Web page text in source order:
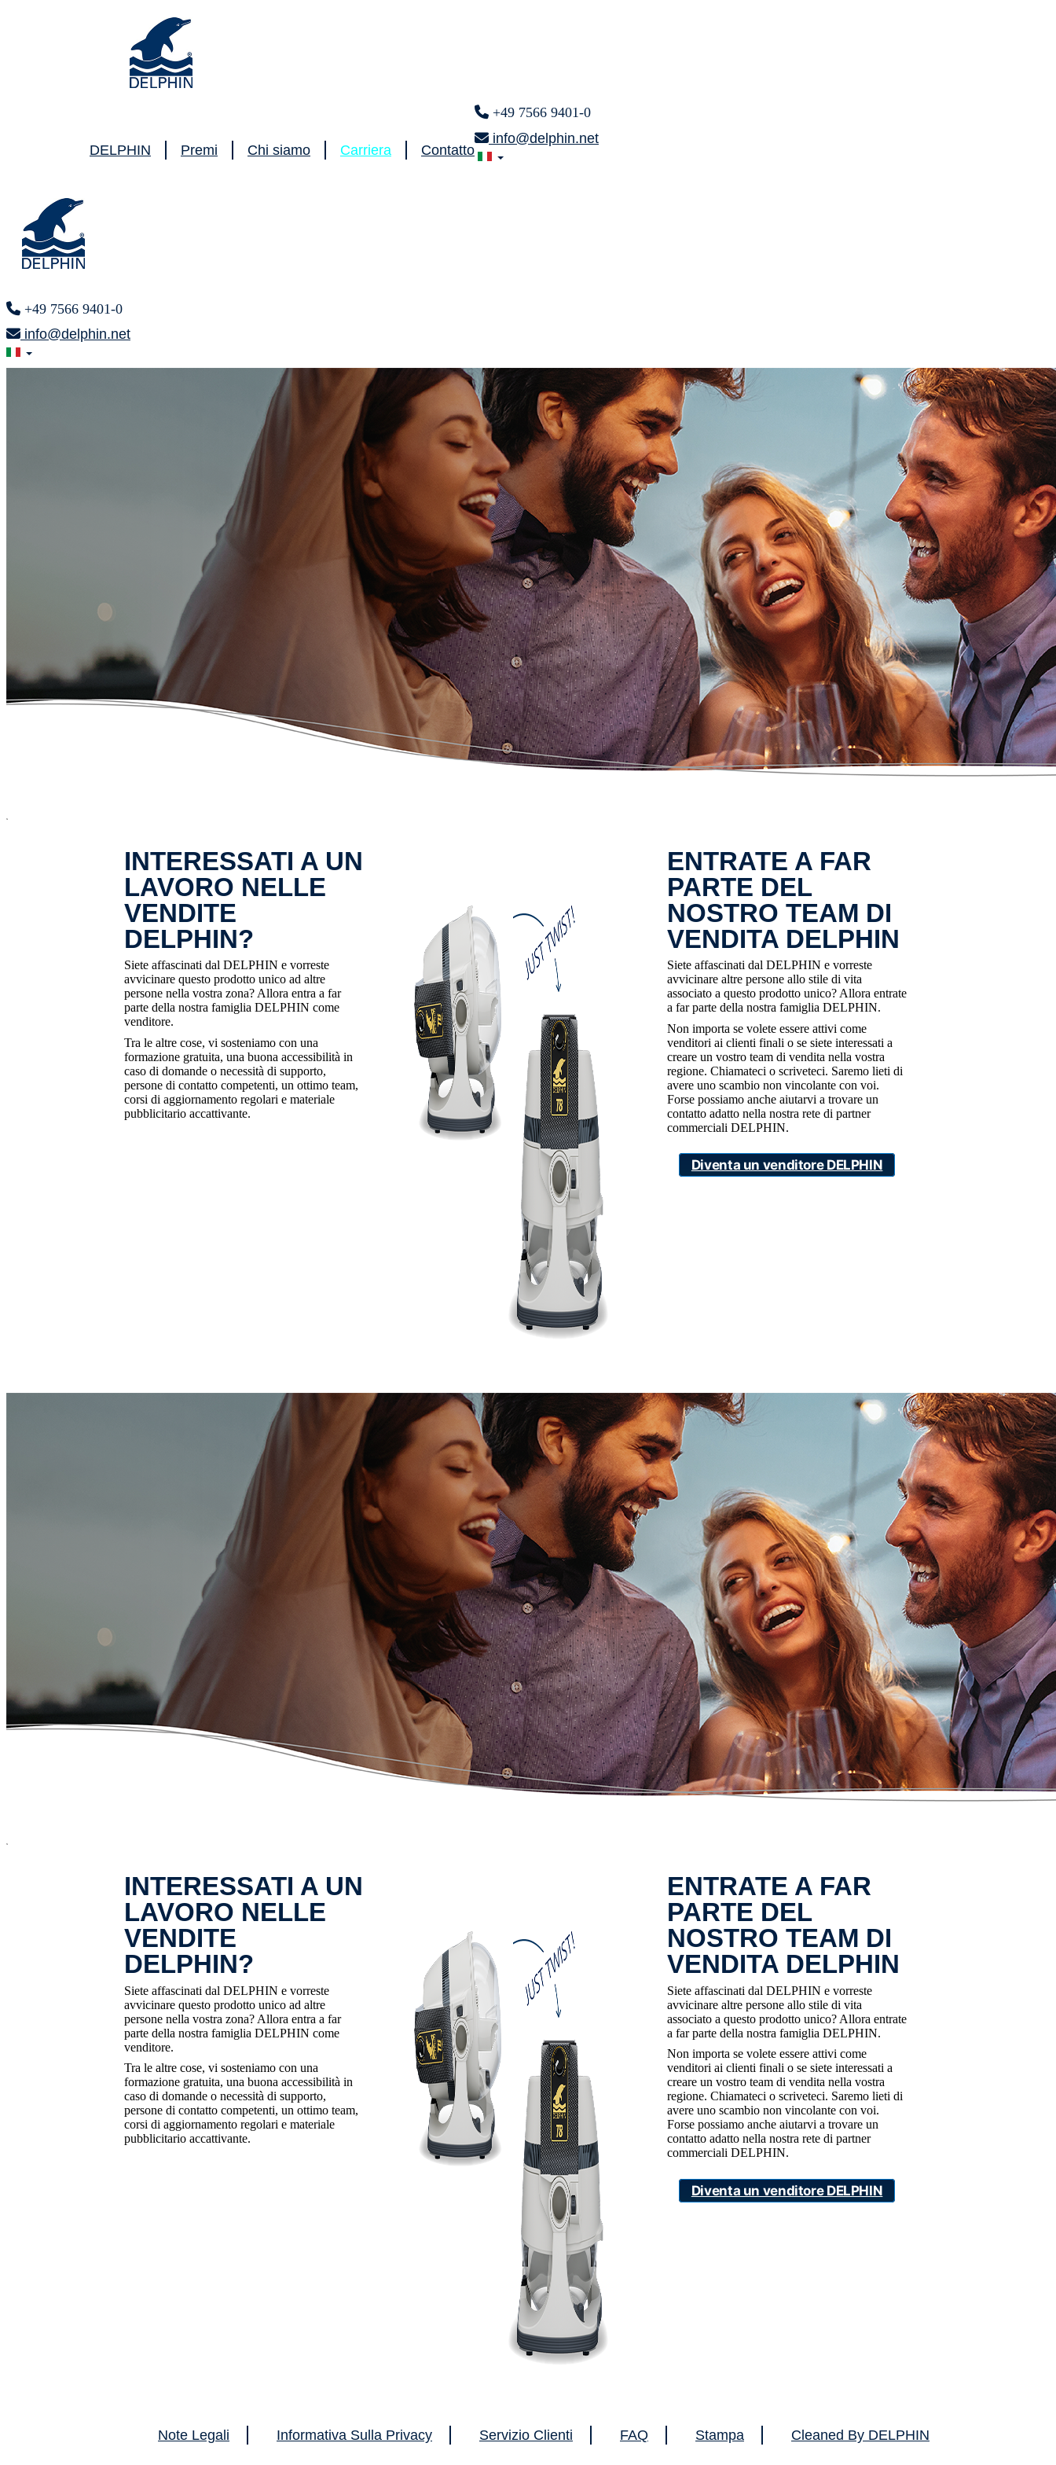
DELPHIN Premi Chi siamo Carriera Contatto
+49 7566 9401-0
info@delphin.net
+49 7566 9401-0
info@delphin.net
x
INTERESSATI A UN
LAVORO NELLE
VENDITE
DELPHIN?
Siete affascinati dal DELPHIN e vorreste
avvicinare questo prodotto unico ad altre
persone nella vostra zona? Allora entra a far
parte della nostra famiglia DELPHIN come
venditore.
Tra le altre cose, vi sosteniamo con una
formazione gratuita, una buona accessibilità in
caso di domande o necessità di supporto,
persone di contatto competenti, un ottimo team,
corsi di aggiornamento regolari e materiale
pubblicitario accattivante.
ENTRATE A FAR
PARTE DEL
NOSTRO TEAM DI
VENDITA DELPHIN
Siete affascinati dal DELPHIN e vorreste
avvicinare altre persone allo stile di vita
associato a questo prodotto unico? Allora entrate
a far parte della nostra famiglia DELPHIN.
Non importa se volete essere attivi come
venditori ai clienti finali o se siete interessati a
creare un vostro team di vendita nella vostra
regione. Chiamateci o scriveteci. Saremo lieti di
avere uno scambio non vincolante con voi.
Forse possiamo anche aiutarvi a trovare un
contatto adatto nella nostra rete di partner
commerciali DELPHIN.
Diventa un venditore DELPHIN
x
INTERESSATI A UN
LAVORO NELLE
VENDITE
DELPHIN?
Siete affascinati dal DELPHIN e vorreste
avvicinare questo prodotto unico ad altre
persone nella vostra zona? Allora entra a far
parte della nostra famiglia DELPHIN come
venditore.
Tra le altre cose, vi sosteniamo con una
formazione gratuita, una buona accessibilità in
caso di domande o necessità di supporto,
persone di contatto competenti, un ottimo team,
corsi di aggiornamento regolari e materiale
pubblicitario accattivante.
ENTRATE A FAR
PARTE DEL
NOSTRO TEAM DI
VENDITA DELPHIN
Siete affascinati dal DELPHIN e vorreste
avvicinare altre persone allo stile di vita
associato a questo prodotto unico? Allora entrate
a far parte della nostra famiglia DELPHIN.
Non importa se volete essere attivi come
venditori ai clienti finali o se siete interessati a
creare un vostro team di vendita nella vostra
regione. Chiamateci o scriveteci. Saremo lieti di
avere uno scambio non vincolante con voi.
Forse possiamo anche aiutarvi a trovare un
contatto adatto nella nostra rete di partner
commerciali DELPHIN.
Diventa un venditore DELPHIN
Note Legali Informativa Sulla Privacy Servizio Clienti FAQ Stampa Cleaned By DELPHIN